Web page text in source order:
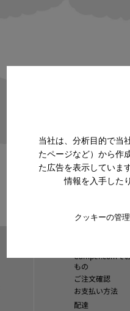
当社は、分析目的で当
たページなど）から作
た広告を表示していま
情報を入手した
クッキーの管理
Camper.comで
もの
ご注文確認
お支払い方法
配達